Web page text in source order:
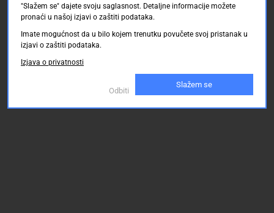
Broj
polova:
9
"Slažem se" dajete svoju saglasnost. Detaljne informacije možete
pronaći u našoj izjavi o zaštiti podataka.
Imate mogućnost da u bilo kojem trenutku povučete svoj pristanak u
izjavi o zaštiti podataka.
Izjava o privatnosti
Odbiti
Slažem se